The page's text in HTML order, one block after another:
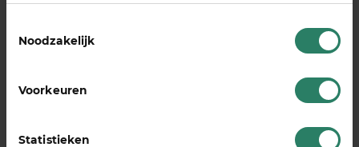
Noodzakelijk
Voorkeuren
Statistieken
voor een arbeidsongeschiktheidsverzekeringdie